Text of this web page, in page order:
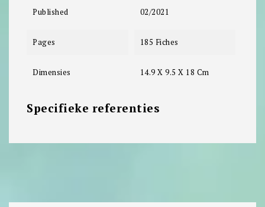
Published 02/2021
Pages 185 Fiches
Dimensies 14.9 X 9.5 X 18 Cm
Specifieke referenties